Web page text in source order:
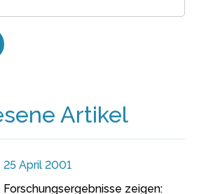
Artikel
25 April 2001
Forschungsergebnisse zeigen: